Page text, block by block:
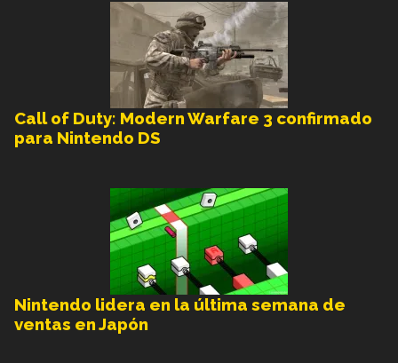
Call of Duty: Modern Warfare 3 confirmado
para Nintendo DS
Nintendo lidera en la última semana de
ventas en Japón